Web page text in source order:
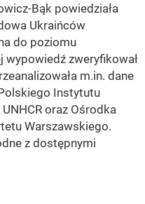
Bąk powiedziała
Ukraińców
do poziomu
zweryfikował
m.in. dane
Instytutu
oraz Ośrodka
Warszawskiego.
z dostępnymi